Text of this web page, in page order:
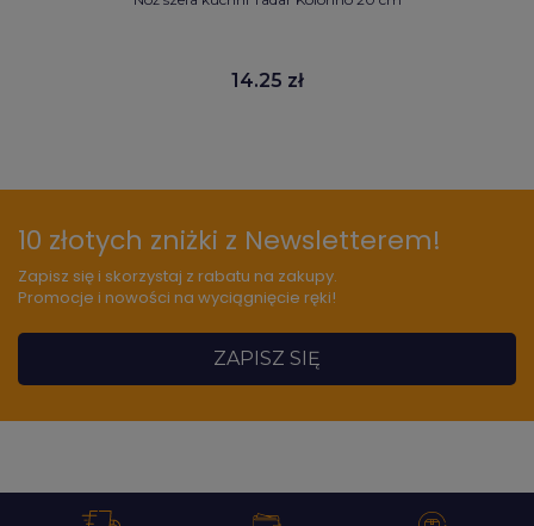
14.25 zł
10 złotych zniżki z Newsletterem!
Zapisz się i skorzystaj z rabatu na zakupy.
Promocje i nowości na wyciągnięcie ręki!
ZAPISZ SIĘ